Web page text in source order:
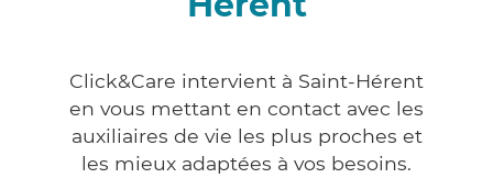
Click&Care intervient à Saint-Hérent
en vous mettant en contact avec les
auxiliaires de vie les plus proches et
les mieux adaptées à vos besoins.